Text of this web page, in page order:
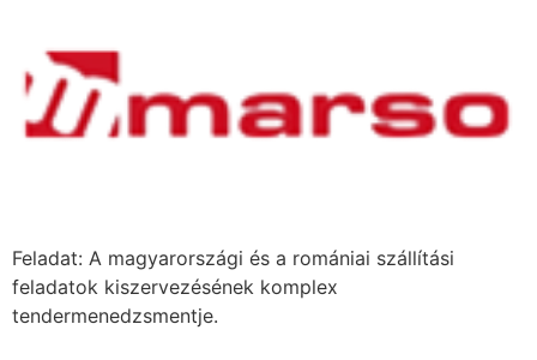
Feladat: A magyarországi és a romániai szállítási
feladatok kiszervezésének komplex
tendermenedzsmentje.